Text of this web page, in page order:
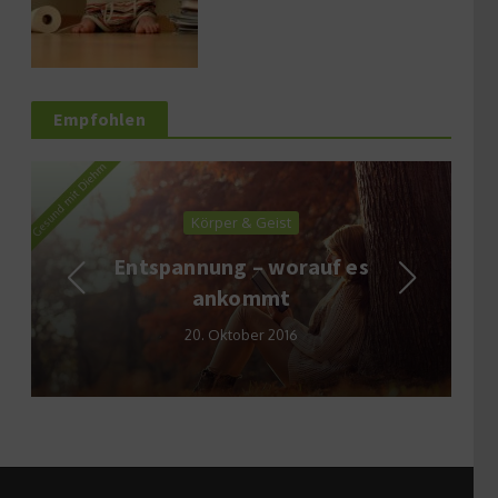
Empfohlen
Körper & Geist
Entspannung – worauf es
ankommt
20. Oktober 2016